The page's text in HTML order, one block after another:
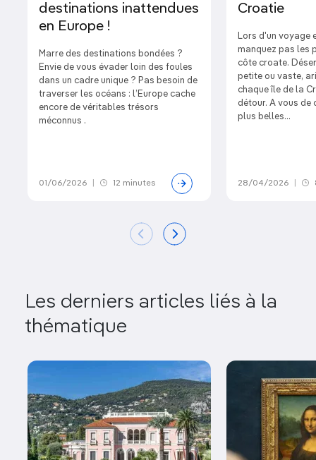
destinations inattendues
en Europe !
Marre des destinations bondées ?
Envie de vous évader loin des foules
dans un cadre unique ? Pas besoin de
traverser les océans : l’Europe cache
encore de véritables trésors
méconnus .
01/06/2026 12 minutes
Croatie
Lors d'un voyage
manquez pas les
côte croate.
petite ou vaste,
chaque île de la
détour. A vous de
plus belles...
28/04/2026
Les derniers articles liés à la
thématique